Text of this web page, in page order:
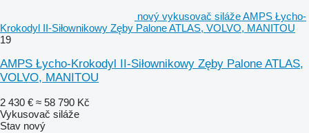
nový vykusovač siláže AMPS Łycho-
Krokodyl II-Siłownikowy Zęby Palone ATLAS, VOLVO, MANITOU
19
AMPS Łycho-Krokodyl II-Siłownikowy Zęby Palone ATLAS,
VOLVO, MANITOU
2 430 € ≈ 58 790 Kč
Vykusovač siláže
Stav nový